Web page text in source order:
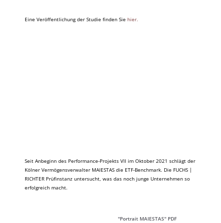
Eine Veröffentlichung der Studie finden Sie hier.
Seit Anbeginn des Performance-Projekts VII im Oktober 2021 schlägt der
Kölner Vermögensverwalter MAIESTAS die ETF-Benchmark. Die FUCHS |
RICHTER Prüfinstanz untersucht, was das noch junge Unternehmen so
erfolgreich macht.
"Portrait MAIESTAS" PDF